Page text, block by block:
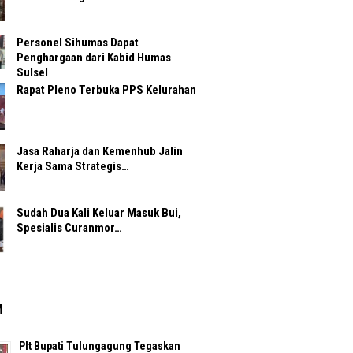
Personel Sihumas Dapat
Penghargaan dari Kabid Humas
Sulsel
Rapat Pleno Terbuka PPS Kelurahan
Jasa Raharja dan Kemenhub Jalin
Kerja Sama Strategis…
Sudah Dua Kali Keluar Masuk Bui,
Spesialis Curanmor…
Plt Bupati Tulungagung Tegaskan